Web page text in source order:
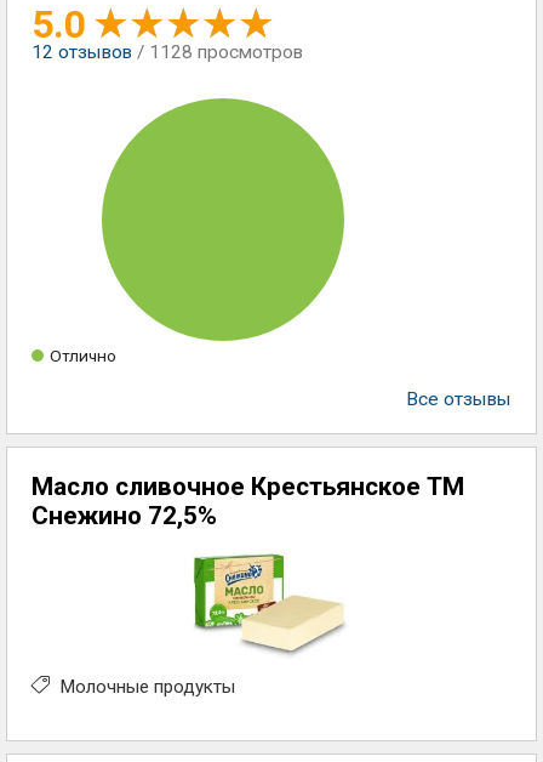
5.0
12 отзывов / 1128 просмотров
Отлично
Все отзывы
Масло сливочное Крестьянское ТМ
Снежино 72,5%
Молочные продукты